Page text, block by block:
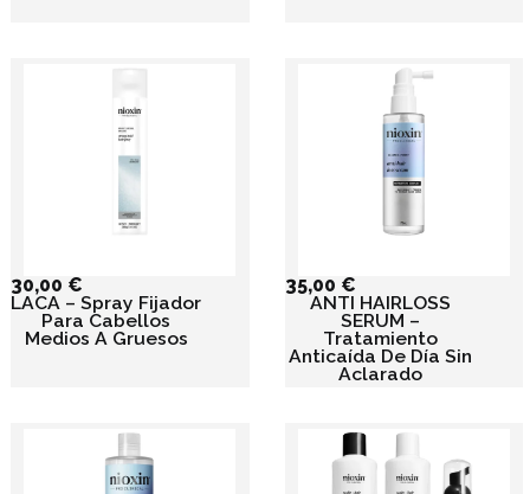
30,00 €
LACA – Spray Fijador
Para Cabellos
Medios A Gruesos
35,00 €
ANTI HAIRLOSS
SERUM –
Tratamiento
Anticaída De Día Sin
Aclarado